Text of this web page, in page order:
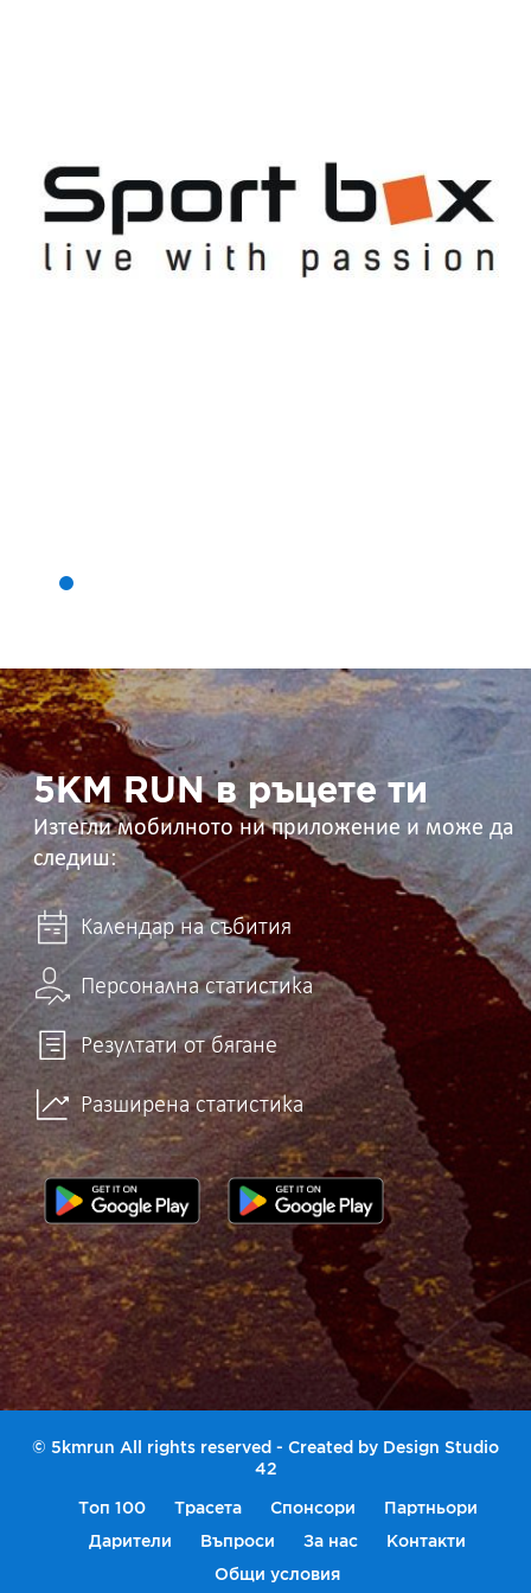
5KM
RUN
в
ръцете
ти 5KM RUN в ръцете ти
Изтегли мобилното ни приложение и може да
следиш:
Календар на събития
Персонална статистика
Резултати от бягане
Разширена статистика
© 5kmrun All rights reserved - Created by Design Studio
42
Топ 100 Трасета Спонсори
Партньори
Дарители
Въпроси За нас
Контакти
Общи условия